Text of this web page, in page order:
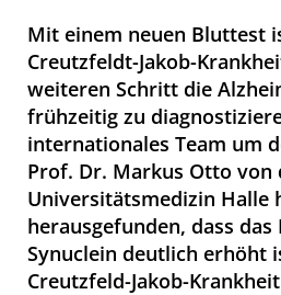
Mit einem neuen Bluttest
Creutzfeldt-Jakob-
weiteren Schritt die
frühzeitig zu
internationales Team um
Prof. Dr. Markus Otto von
Universitätsmedizin Halle
herausgefunden, dass
Synuclein deutlich erhöht
Creutzfeld-Jakob-